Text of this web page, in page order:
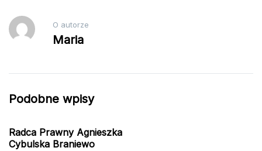
O autorze
Maria
Podobne wpisy
Radca Prawny Agnieszka
Cybulska Braniewo